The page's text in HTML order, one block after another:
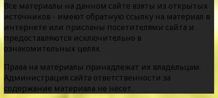
Все материалы на данном сайте взяты из открытых
источников - имеют обратную ссылку на материал в
интернете или присланы посетителями сайта и
предоставляются исключительно в
ознакомительных целях.
Права на материалы принадлежат их владельцам.
Администрация сайта ответственности за
содержание материала не несет.